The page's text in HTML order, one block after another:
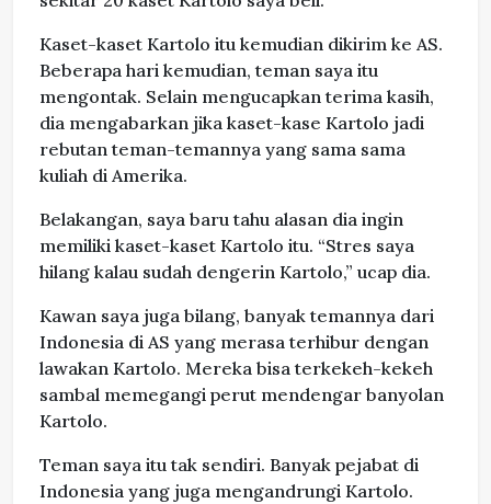
Kaset-kaset Kartolo itu kemudian dikirim ke AS.
Beberapa hari kemudian, teman saya itu
mengontak. Selain mengucapkan terima kasih,
dia mengabarkan jika kaset-kase Kartolo jadi
rebutan teman-temannya yang sama sama
kuliah di Amerika.
Belakangan, saya baru tahu alasan dia ingin
memiliki kaset-kaset Kartolo itu. “Stres saya
hilang kalau sudah dengerin Kartolo,” ucap dia.
Kawan saya juga bilang, banyak temannya dari
Indonesia di AS yang merasa terhibur dengan
lawakan Kartolo. Mereka bisa terkekeh-kekeh
sambal memegangi perut mendengar banyolan
Kartolo.
Teman saya itu tak sendiri. Banyak pejabat di
Indonesia yang juga mengandrungi Kartolo.